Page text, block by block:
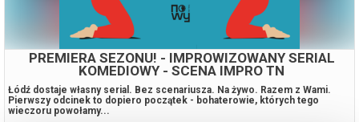
PREMIERA SEZONU! - IMPROWIZOWANY SERIAL
KOMEDIOWY - SCENA IMPRO TN
Łódź dostaje własny serial. Bez scenariusza. Na żywo. Razem z Wami.
Pierwszy odcinek to dopiero początek - bohaterowie, których tego
wieczoru powołamy...